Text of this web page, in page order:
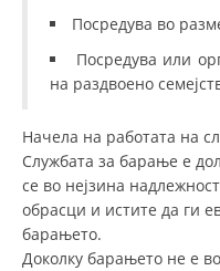
ПРОЕКТИ –
Посредува во
Посредува или
на раздвоено
Начела на работата на
Службата за барање е
се во нејзина
обрасци и истите да ги
барањето.
Доколку барањето не е